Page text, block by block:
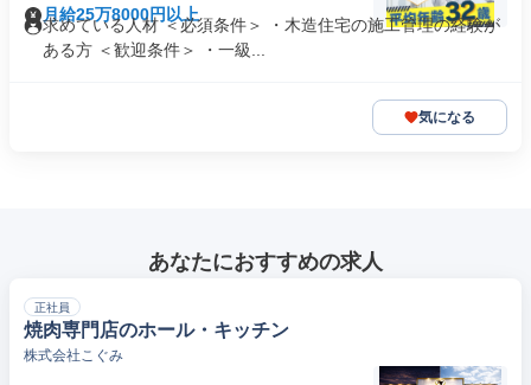
月給25万8000円以上
求めている人材 ＜必須条件＞ ・木造住宅の施工管理の経験が
ある方 ＜歓迎条件＞ ・一級...
気になる
あなたにおすすめの求人
正社員
焼肉専門店のホール・キッチン
株式会社こぐみ